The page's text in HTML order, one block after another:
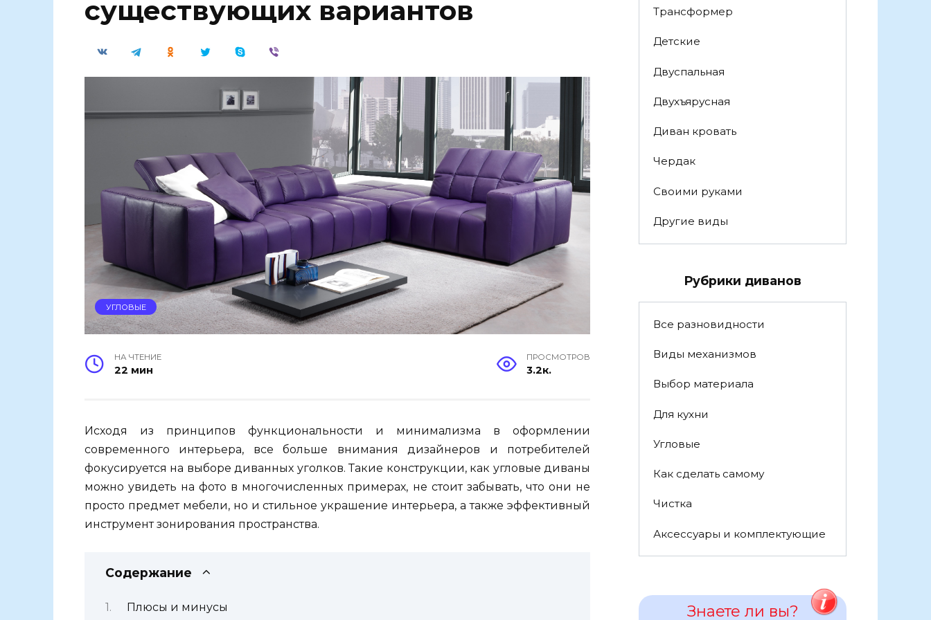
существующих вариантов
УГЛОВЫЕ
НА ЧТЕНИЕ
22 мин
ПРОСМОТРОВ
3.2к.
Исходя из принципов функциональности и минимализма в оформлении
современного интерьера, все больше внимания дизайнеров и потребителей
фокусируется на выборе диванных уголков. Такие конструкции, как угловые диваны
можно увидеть на фото в многочисленных примерах, не стоит забывать, что они не
просто предмет мебели, но и стильное украшение интерьера, а также эффективный
инструмент зонирования пространства.
Содержание
Плюсы и минусы
Трансформер
Детские
Двуспальная
Двухъярусная
Диван кровать
Чердак
Своими руками
Другие виды
Рубрики диванов
Все разновидности
Виды механизмов
Выбор материала
Для кухни
Угловые
Как сделать самому
Чистка
Аксессуары и комплектующие
Знаете ли вы?